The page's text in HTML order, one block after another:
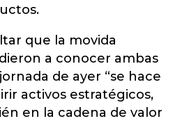
que la movida
a conocer ambas
de ayer “se hace
activos estratégicos,
en la cadena de valor